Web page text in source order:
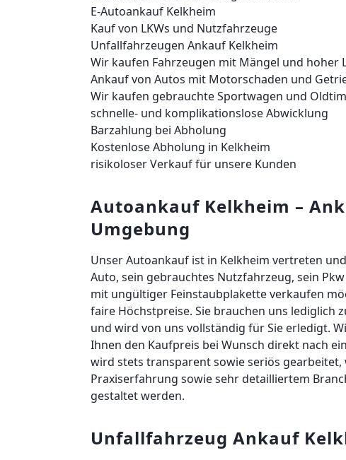
E-Autoankauf Kelkheim
Kauf von LKWs und Nutzfahrzeuge
Unfallfahrzeugen Ankauf Kelkheim
Wir kaufen Fahrzeugen mit Mängel und hoher
Ankauf von Autos mit Motorschaden und
Wir kaufen gebrauchte Sportwagen und
schnelle- und komplikationslose Abwicklung
Barzahlung bei Abholung
Kostenlose Abholung in Kelkheim
risikoloser Verkauf für unsere Kunden
Autoankauf Kelkheim –
Umgebung
Unser Autoankauf ist in Kelkheim vertreten
Auto, sein gebrauchtes Nutzfahrzeug, sein
mit ungültiger Feinstaubplakette verkaufen
faire Höchstpreise. Sie brauchen uns lediglich
und wird von uns vollständig für Sie erledigt.
Ihnen den Kaufpreis bei Wunsch direkt nach
wird stets transparent sowie seriös
Praxiserfahrung sowie sehr detailliertem
gestaltet werden.
Unfallfahrzeug Ankauf